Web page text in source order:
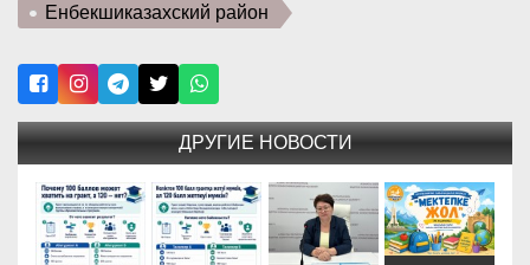
Енбекшиказахский район
ДРУГИЕ НОВОСТИ